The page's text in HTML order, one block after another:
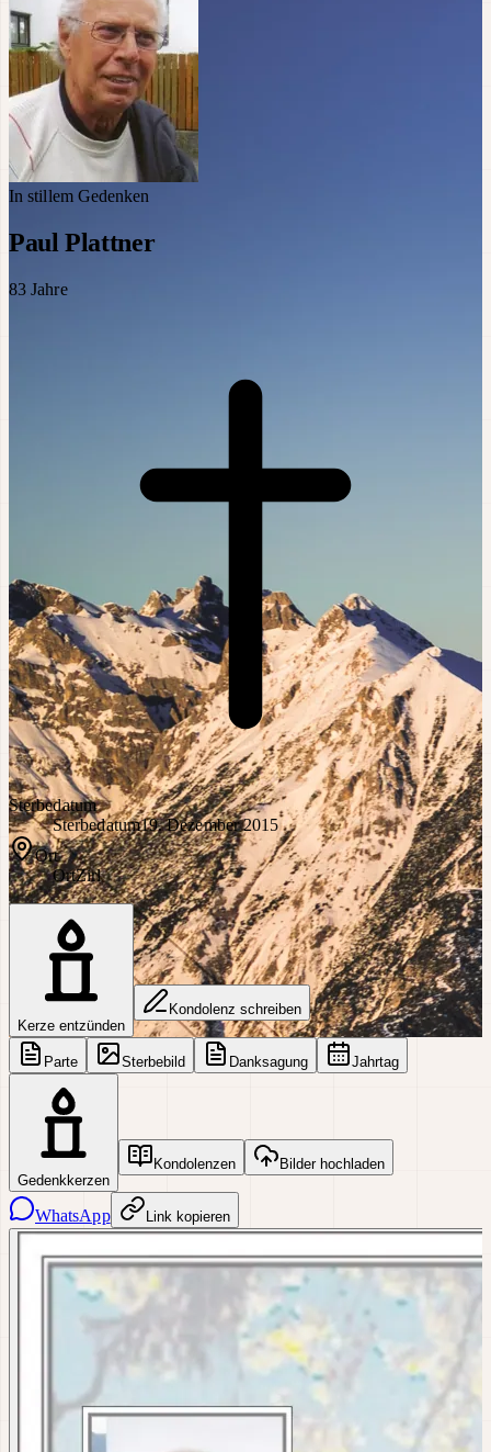
In stillem Gedenken
Paul Plattner
83 Jahre
Sterbedatum
Sterbedatum19. Dezember 2015
Ort
OrtZirl
Kerze entzünden
Kondolenz schreiben
Parte Sterbebild Danksagung Jahrtag
Gedenkkerzen
Kondolenzen Bilder hochladen
WhatsApp Link kopieren